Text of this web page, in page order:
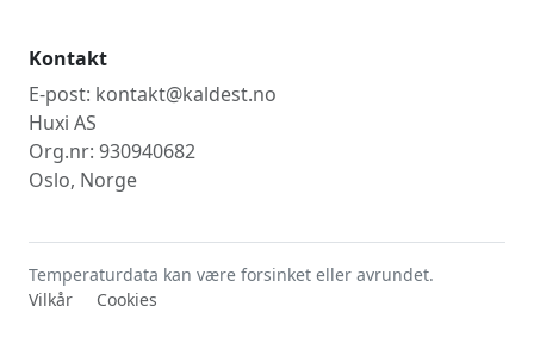
Kontakt
E-post: kontakt@kaldest.no
Huxi AS
Org.nr: 930940682
Oslo, Norge
Temperaturdata kan være forsinket eller avrundet.
Vilkår
Cookies